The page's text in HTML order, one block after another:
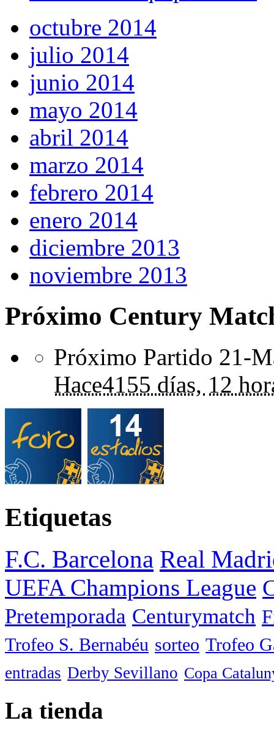
octubre 2014
julio 2014
junio 2014
mayo 2014
abril 2014
marzo 2014
febrero 2014
enero 2014
diciembre 2013
noviembre 2013
Próximo Century
Próximo Partido 21-
Hace4155 días, 12
Etiquetas
F.C. Barcelona Real
UEFA Champions League
Pretemporada Centurymatch
Trofeo S. Bernabéu sorteo Trofeo
entradas Derby Sevillano Copa
La tienda